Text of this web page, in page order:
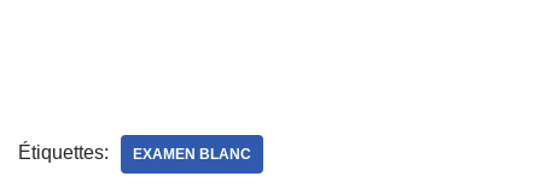
Étiquettes: EXAMEN BLANC